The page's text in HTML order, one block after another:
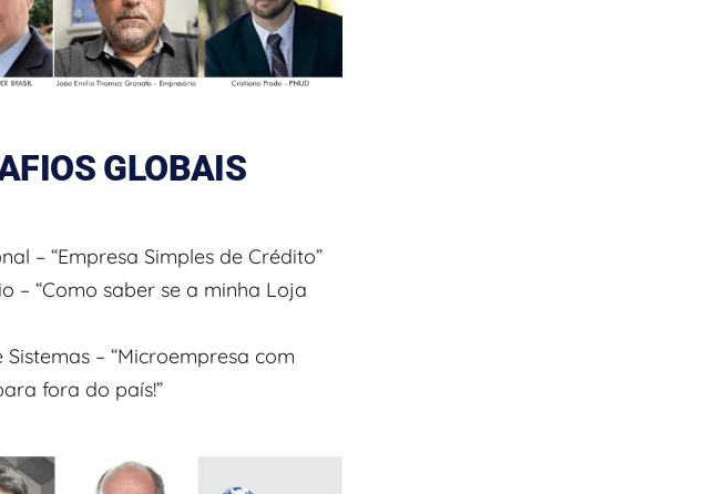
GLOBAIS
– “Empresa Simples de Crédito”
– “Como saber se a minha Loja
– “Microempresa com
fora do país!”